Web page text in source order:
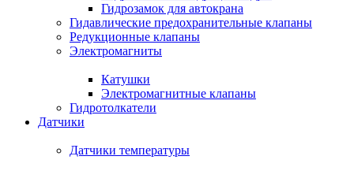
Гидрозамок для автокрана
Гидавлические предохранительные клапаны
Редукционные клапаны
Электромагниты
Катушки
Электромагнитные клапаны
Гидротолкатели
Датчики
Датчики температуры